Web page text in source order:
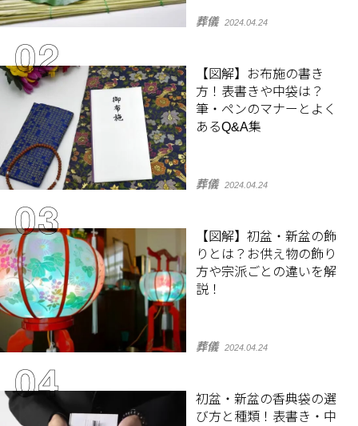
葬儀 2024.04.24
【図解】お布施の書き
方！表書きや中袋は？
筆・ペンのマナーとよく
あるQ&A集
葬儀 2024.04.24
【図解】初盆・新盆の飾
りとは？お供え物の飾り
方や宗派ごとの違いを解
説！
葬儀 2024.04.24
初盆・新盆の香典袋の選
び方と種類！表書き・中